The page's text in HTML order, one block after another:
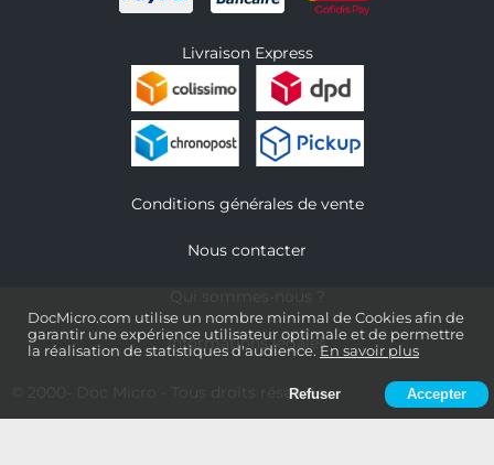
DocMicro.com utilise un nombre minimal de Cookies afin de
garantir une expérience utilisateur optimale et de permettre
la réalisation de statistiques d'audience. En savoir plus
Refuser Accepter
Livraison Express
Conditions générales de vente
Nous contacter
Informations légales
- Tous droits réservés